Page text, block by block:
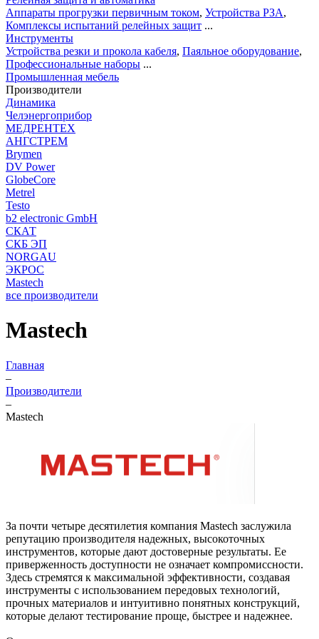
Аппараты прогрузки первичным током, Устройства РЗА,
Комплексы испытаний релейных защит ...
Инструменты
Устройства резки и прокола кабеля, Паяльное оборудование,
Профессиональные наборы ...
Промышленная мебель
Производители
Динамика
Челэнергоприбор
МЕДРЕНТЕХ
АНГСТРЕМ
Brymen
DV Power
GlobeCore
Metrel
Testo
b2 electronic GmbH
СКАТ
СКБ ЭП
NORGAU
ЭКРОС
Mastech
все производители
Mastech
Главная
–
Производители
–
Mastech
За почти четыре десятилетия компания Mastech заслужила
репутацию производителя надежных, высокоточных
инструментов, которые дают достоверные результаты. Ее
приверженность доступности не означает компромиссности.
Здесь стремятся к максимальной эффективности, создавая
инструменты с использованием передовых технологий,
прочных материалов и интуитивно понятных конструкций,
которые делают тестирование проще, быстрее и надежнее.